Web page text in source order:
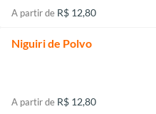
A partir de R$ 12,80
Niguiri de Polvo
A partir de R$ 12,80